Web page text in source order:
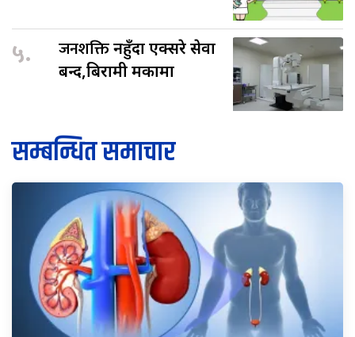
५. जनशक्तिनहुँदा एक्सरे सेवा
बन्द,बिरामी मर्कामा
सम्बन्धित समाचार